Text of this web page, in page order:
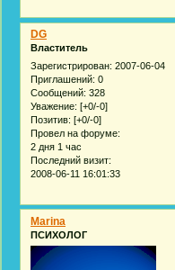
DG
Властитель
Зарегистрирован: 2007-06-04
Приглашений: 0
Сообщений: 328
Уважение: [+0/-0]
Позитив: [+0/-0]
Провел на форуме:
2 дня 1 час
Последний визит:
2008-06-11 16:01:33
Marina
ПСИХОЛОГ